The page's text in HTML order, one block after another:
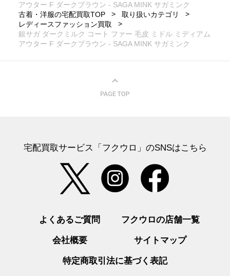
アウター F ダークブラウン - SAGA MINK サガミンク
古着・洋服の宅配買取TOP
取り扱いカテゴリ
レディースファッション買取
銀サガ ダークミルク コート ファー 毛皮 ミドル ミディアム
アウター F ダークブラウン - SAGA MINK サガミンク
宅配買取サービス「フクウロ」のSNSはこちら
よくあるご質問 フクウロの店舗一覧
会社概要 サイトマップ
特定商取引法に基づく表記